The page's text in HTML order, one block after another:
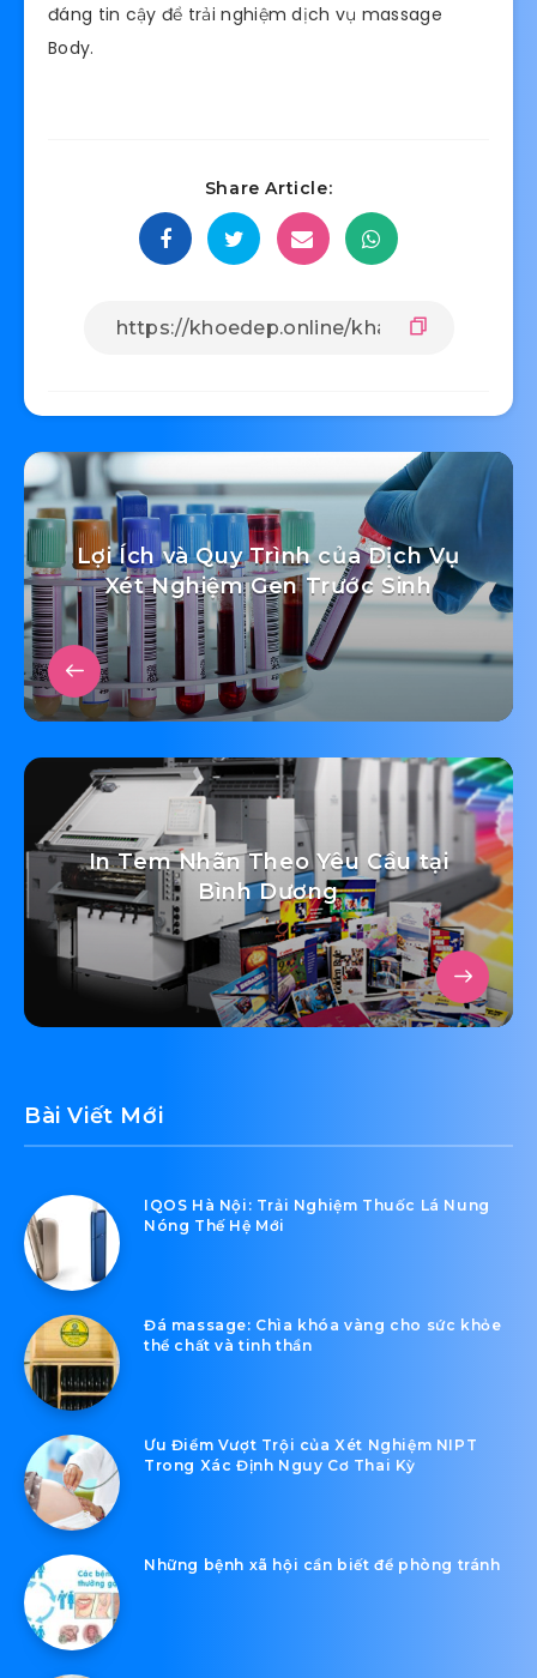
đáng tin cậy để trải nghiệm dịch vụ massage
Body.
Share Article:
Lợi Ích và Quy Trình của Dịch Vụ
Xét Nghiệm Gen Trước Sinh
In Tem Nhãn Theo Yêu Cầu tại
Bình Dương
Bài Viết Mới
IQOS Hà Nội: Trải Nghiệm Thuốc Lá Nung
Nóng Thế Hệ Mới
Đá massage: Chìa khóa vàng cho sức khỏe
thể chất và tinh thần
Ưu Điểm Vượt Trội của Xét Nghiệm NIPT
Trong Xác Định Nguy Cơ Thai Kỳ
Những bệnh xã hội cần biết để phòng tránh